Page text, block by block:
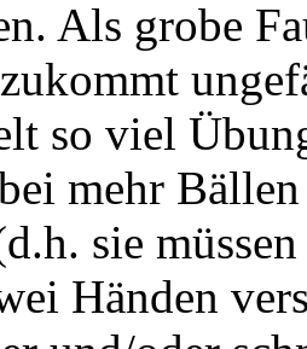
Als grobe
so viel
mehr
sie
Händen